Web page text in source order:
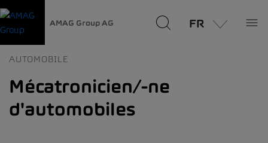
AMAG Group AG FR
AUTOMOBILE
Mécatronicien/-ne
d'automobiles